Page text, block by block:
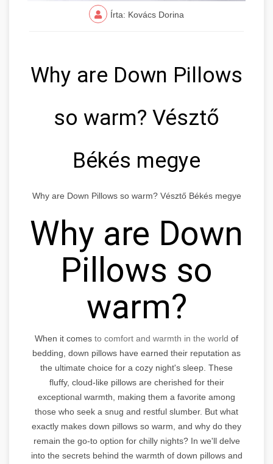
Írta: Kovács Dorina
Why are Down Pillows
so warm? Vésztő
Békés megye
Why are Down Pillows so warm? Vésztő Békés megye
Why are Down
Pillows so
warm?
When it comes to comfort and warmth in the world of
bedding, down pillows have earned their reputation as
the ultimate choice for a cozy night's sleep. These
fluffy, cloud-like pillows are cherished for their
exceptional warmth, making them a favorite among
those who seek a snug and restful slumber. But what
exactly makes down pillows so warm, and why do they
remain the go-to option for chilly nights? In we'll delve
into the secrets behind the warmth of down pillows and